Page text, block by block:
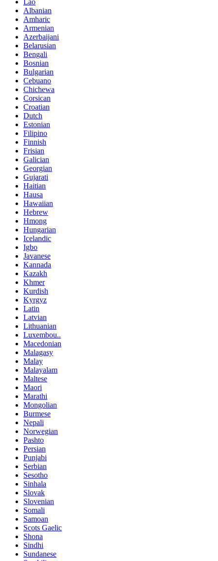
Lao
Albanian
Amharic
Armenian
Azerbaijani
Belarusian
Bengali
Bosnian
Bulgarian
Cebuano
Chichewa
Corsican
Croatian
Dutch
Estonian
Filipino
Finnish
Frisian
Galician
Georgian
Gujarati
Haitian
Hausa
Hawaiian
Hebrew
Hmong
Hungarian
Icelandic
Igbo
Javanese
Kannada
Kazakh
Khmer
Kurdish
Kyrgyz
Latin
Latvian
Lithuanian
Luxembou..
Macedonian
Malagasy
Malay
Malayalam
Maltese
Maori
Marathi
Mongolian
Burmese
Nepali
Norwegian
Pashto
Persian
Punjabi
Serbian
Sesotho
Sinhala
Slovak
Slovenian
Somali
Samoan
Scots Gaelic
Shona
Sindhi
Sundanese